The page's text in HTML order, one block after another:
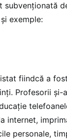
subvenționată
exemple:
fiindcă a
Profesorii și-
internet,
personale,